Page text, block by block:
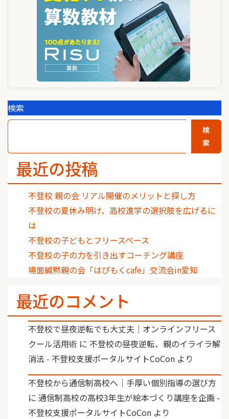
検索
検
索
最近の投稿
不登校 親の会 リアル開催のメリットと探し方
不登校の夏休み明け、高校進学の選択肢を広げるに
は
不登校の子どもとフリースペース
不登校の子の力を引き出すコーチング講座
場面緘黙親の会「はぴもくcafe」交流会in愛知
最近のコメント
不登校で昼夜逆転でも大丈夫｜オンラインフリース
クール活用術 に 不登校の昼夜逆転、親のイライラ解
消法 - 不登校支援ポータルサイトCoCon より
不登校から通信制高校へ｜手厚い個別指導の選び方
に 通信制高校の高校3年生が絵本づくり講座を企画 -
不登校支援ポータルサイトCoCon より